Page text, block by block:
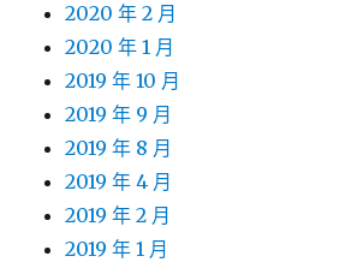
2020 年 2 月
2020 年 1 月
2019 年 10 月
2019 年 9 月
2019 年 8 月
2019 年 4 月
2019 年 2 月
2019 年 1 月